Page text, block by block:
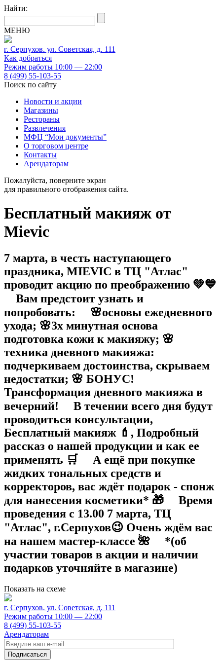
Найти:
МЕНЮ
г. Серпухов. ул. Советская, д. 111
Как добраться
Режим работы 10:00 — 22:00
8 (499) 55-103-55
Поиск по сайту
Новости и акции
Магазины
Рестораны
Развлечения
МФЦ “Мои документы”
О торговом центре
Контакты
Арендаторам
Пожалуйста, поверните экран
для правильного отображения сайта.
Бесплатный макияж от
Mievic
7 марта, в честь наступающего
праздника, MIEVIC в ТЦ "Атлас"
проводит акцию по преображению 💚💙
⠀ Вам предстоит узнать и
попробовать: ⠀ 🌸основы ежедневного
ухода; 🌸3х минутная основа
подготовка кожи к макияжу; 🌸
техника дневного макияжа:
подчеркиваем достоинства, скрываем
недостатки; 🌸 БОНУС!
Трансформация дневного макияжа в
вечерний! ⠀ В течении всего дня будут
проводиться консультации,
Бесплатный макияж 💄, Подробный
рассказ о нашей продукции и как ее
применять 🛒 ⠀ А ещё при покупке
жидких тональных средств и
корректоров, вас ждёт подарок - спонж
для нанесения косметики* 🎁 ⠀ Время
проведения с 13.00 7 марта, ТЦ
"Атлас", г.Серпухов😉 Очень ждём вас
на нашем мастер-классе 🌺 ⠀ *(об
участии товаров в акции и наличии
подарков уточняйте в магазине)
Показать на схеме
г. Серпухов. ул. Советская, д. 111
Режим работы 10:00 — 22:00
8 (499) 55-103-55
Арендаторам